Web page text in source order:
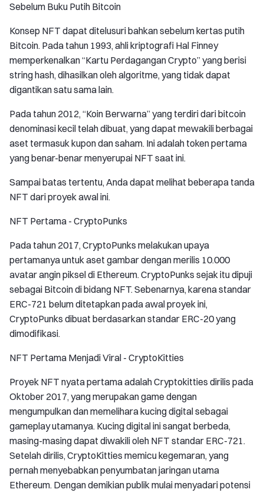
Sebelum Buku Putih Bitcoin
Konsep NFT dapat ditelusuri bahkan sebelum kertas putih
Bitcoin. Pada tahun 1993, ahli kriptografi Hal Finney
memperkenalkan “Kartu Perdagangan Crypto” yang berisi
string hash, dihasilkan oleh algoritme, yang tidak dapat
digantikan satu sama lain.
Pada tahun 2012, “Koin Berwarna” yang terdiri dari bitcoin
denominasi kecil telah dibuat, yang dapat mewakili berbagai
aset termasuk kupon dan saham. Ini adalah token pertama
yang benar-benar menyerupai NFT saat ini.
Sampai batas tertentu, Anda dapat melihat beberapa tanda
NFT dari proyek awal ini.
NFT Pertama - CryptoPunks
Pada tahun 2017, CryptoPunks melakukan upaya
pertamanya untuk aset gambar dengan merilis 10.000
avatar angin piksel di Ethereum. CryptoPunks sejak itu dipuji
sebagai Bitcoin di bidang NFT. Sebenarnya, karena standar
ERC-721 belum ditetapkan pada awal proyek ini,
CryptoPunks dibuat berdasarkan standar ERC-20 yang
dimodifikasi.
NFT Pertama Menjadi Viral - CryptoKitties
Proyek NFT nyata pertama adalah Cryptokitties dirilis pada
Oktober 2017, yang merupakan game dengan
mengumpulkan dan memelihara kucing digital sebagai
gameplay utamanya. Kucing digital ini sangat berbeda,
masing-masing dapat diwakili oleh NFT standar ERC-721.
Setelah dirilis, CryptoKitties memicu kegemaran, yang
pernah menyebabkan penyumbatan jaringan utama
Ethereum. Dengan demikian publik mulai menyadari potensi